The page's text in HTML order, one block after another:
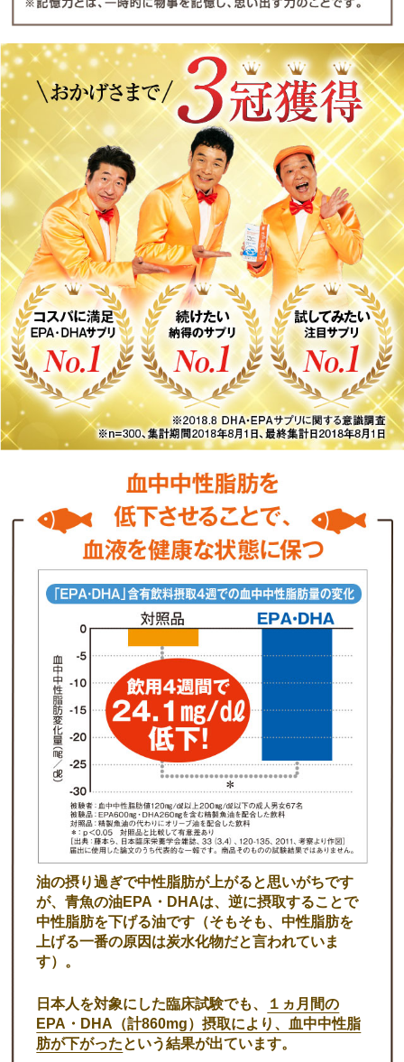
油の摂り過ぎで中性脂肪が上がると思いがちです
が、青魚の油EPA・DHAは、逆に摂取することで
中性脂肪を下げる油です（そもそも、中性脂肪を
上げる一番の原因は炭水化物だと言われていま
す）。
日本人を対象にした臨床試験でも、
１ヵ月間の
EPA・DHA（計860mg）摂取により、血中中性脂
肪が下がったという結果が出ています。